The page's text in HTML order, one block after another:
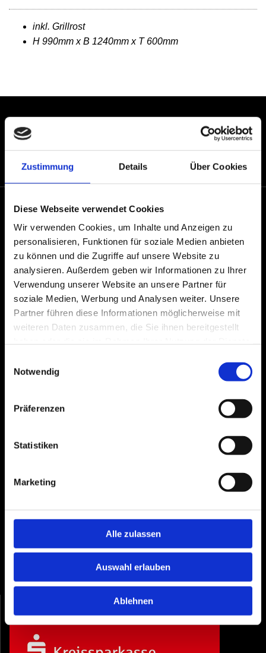
Zustimmung Details Über Cookies
Diese Webseite verwendet Cookies
Wir verwenden Cookies, um Inhalte und Anzeigen zu
personalisieren, Funktionen für soziale Medien anbieten
zu können und die Zugriffe auf unsere Website zu
analysieren. Außerdem geben wir Informationen zu Ihrer
Verwendung unserer Website an unsere Partner für
soziale Medien, Werbung und Analysen weiter. Unsere
Partner führen diese Informationen möglicherweise mit
weiteren Daten zusammen, die Sie ihnen bereitgestellt
Notwendig
Präferenzen
Statistiken
Marketing
Alle zulassen
Auswahl erlauben
Ablehnen
inkl. Grillrost
H 990mm x B 1240mm x T 600mm
» Muss der Schornstein rein, der Wulff soll's
sein «
Rehdener Ofenstube
Marktstraße 7
49453 Rehden
Telefax: 05446 2069882
E-Mail: info@rehdener-ofenstube.de
Öffnungszeiten
Mi. von 15:00 - 18:00Uhr
Fr. von 10:00 - 13:00 & 15:00 - 18:00 Uhr
Termine nach Vereinbarung
Dammer Ofenstube
E-Mail: info@rehdener-ofenstube.de
Jeden dritten Sonntag im Monat Schautag
Termine nach Vereinbarung
Und hier finden Sie die passende Finanzierung: